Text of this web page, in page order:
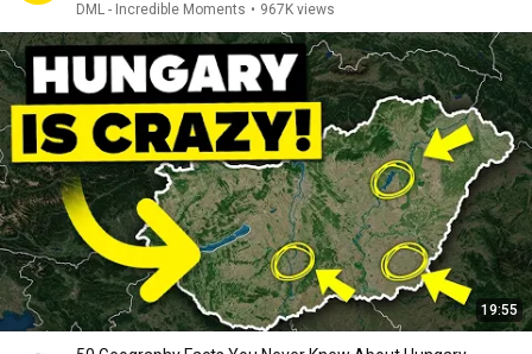
DML - Incredible Moments • 967K views
19:55